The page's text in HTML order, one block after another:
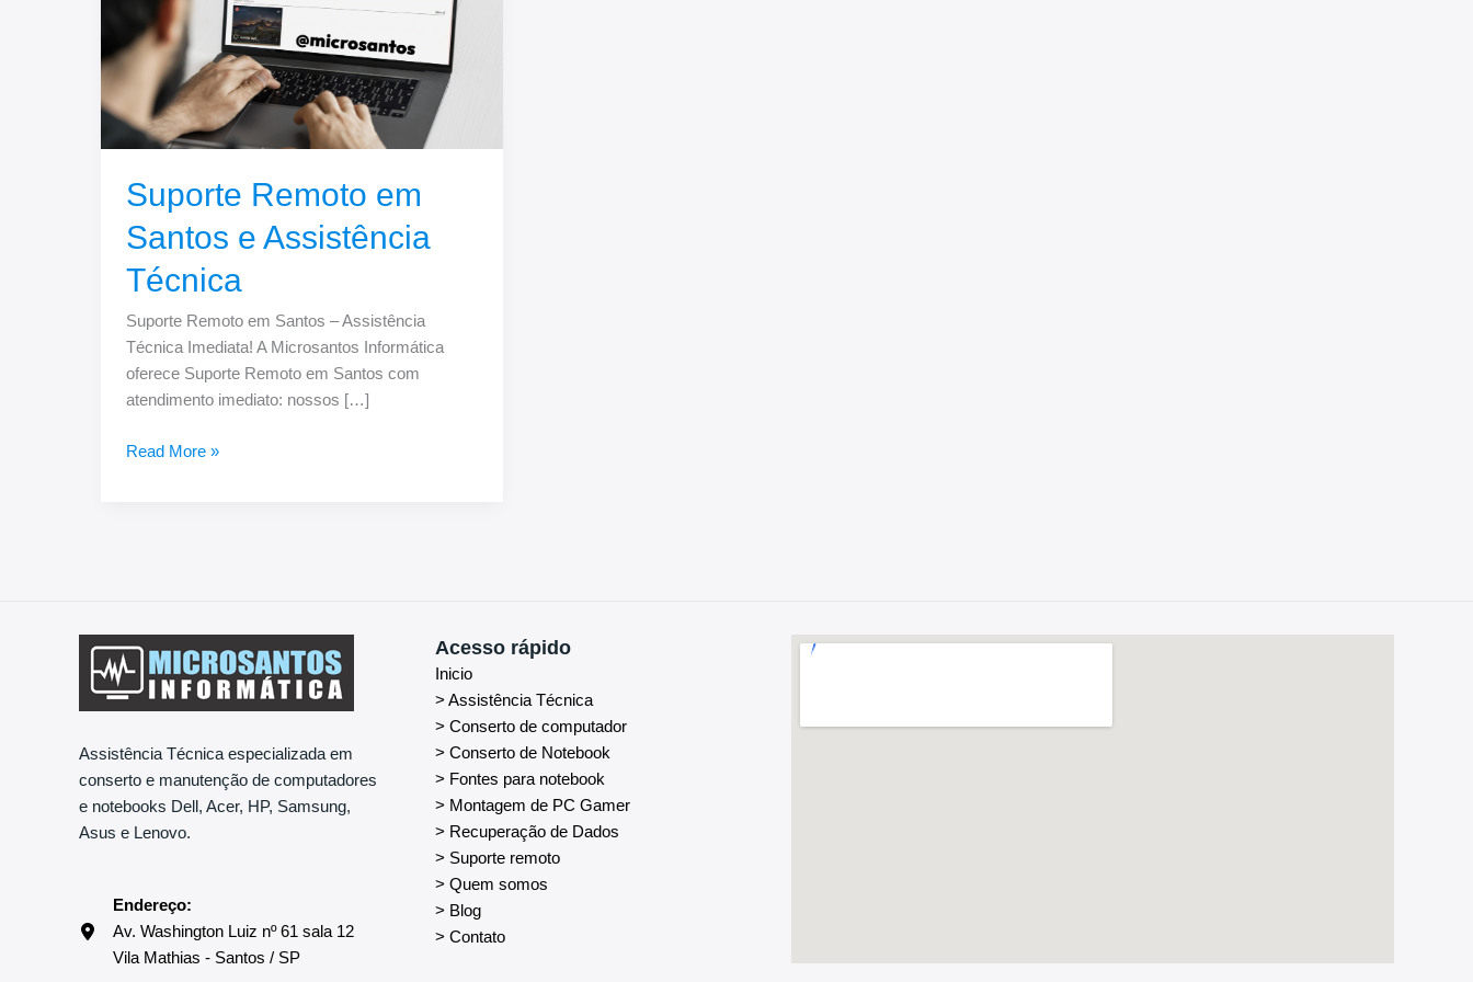
Suporte Remoto em
Santos e Assistência
Técnica
Suporte Remoto em Santos – Assistência
Técnica Imediata! A Microsantos Informática
oferece Suporte Remoto em Santos com
atendimento imediato: nossos […]
Assistência
Técnica
Read More »
Assistência Técnica especializada em
conserto e manutenção de computadores
e notebooks Dell, Acer, HP, Samsung,
Asus e Lenovo.
Endereço:
Av. Washington Luiz nº 61 sala 12
Vila Mathias - Santos / SP
Acesso rápido
Inicio
> Assistência Técnica
> Conserto de computador
> Conserto de Notebook
> Fontes para notebook
> Montagem de PC Gamer
> Recuperação de Dados
> Suporte remoto
> Quem somos
> Blog
> Contato